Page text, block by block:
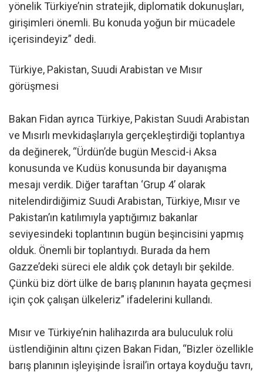
yönelik Türkiye’nin stratejik, diplomatik dokunuşları,
girişimleri önemli. Bu konuda yoğun bir mücadele
içerisindeyiz” dedi.
Türkiye, Pakistan, Suudi Arabistan ve Mısır
görüşmesi
Bakan Fidan ayrıca Türkiye, Pakistan Suudi Arabistan
ve Mısırlı mevkidaşlarıyla gerçekleştirdiği toplantıya
da değinerek, “Ürdün’de bugün Mescid-i Aksa
konusunda ve Kudüs konusunda bir dayanışma
mesajı verdik. Diğer taraftan ‘Grup 4’ olarak
nitelendirdiğimiz Suudi Arabistan, Türkiye, Mısır ve
Pakistan’ın katılımıyla yaptığımız bakanlar
seviyesindeki toplantının bugün beşincisini yapmış
olduk. Önemli bir toplantıydı. Burada da hem
Gazze’deki süreci ele aldık çok detaylı bir şekilde.
Çünkü biz dört ülke de barış planının hayata geçmesi
için çok çalışan ülkeleriz” ifadelerini kullandı.
Mısır ve Türkiye’nin halihazırda ara buluculuk rolü
üstlendiğinin altını çizen Bakan Fidan, “Bizler özellikle
barış planının işleyişinde İsrail’in ortaya koyduğu tavrı,